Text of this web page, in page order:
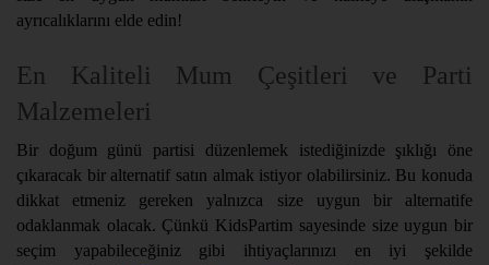
ayrıcalıklarını elde edin!
En Kaliteli Mum Çeşitleri ve Parti
Malzemeleri
Bir doğum günü partisi düzenlemek istediğinizde şıklığı öne
çıkaracak bir alternatif satın almak istiyor olabilirsiniz. Bu konuda
dikkat etmeniz gereken yalnızca size uygun bir alternatife
odaklanmak olacak. Çünkü KidsPartim sayesinde size uygun bir
seçim yapabileceğiniz gibi ihtiyaçlarınızı en iyi şekilde